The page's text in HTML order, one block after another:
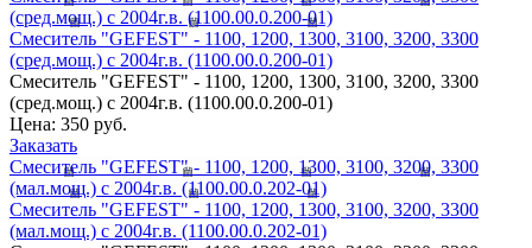
(сред.мощ.) с 2004г.в. (1100.00.0.200-01)
Смеситель "GEFEST" - 1100, 1200, 1300, 3100, 3200, 3300
(сред.мощ.) с 2004г.в. (1100.00.0.200-01)
Смеситель "GEFEST" - 1100, 1200, 1300, 3100, 3200, 3300
(сред.мощ.) с 2004г.в. (1100.00.0.200-01)
Цена: 350 руб.
Заказать
Смеситель "GEFEST" - 1100, 1200, 1300, 3100, 3200, 3300
(мал.мощ.) с 2004г.в. (1100.00.0.202-01)
Смеситель "GEFEST" - 1100, 1200, 1300, 3100, 3200, 3300
(мал.мощ.) с 2004г.в. (1100.00.0.202-01)